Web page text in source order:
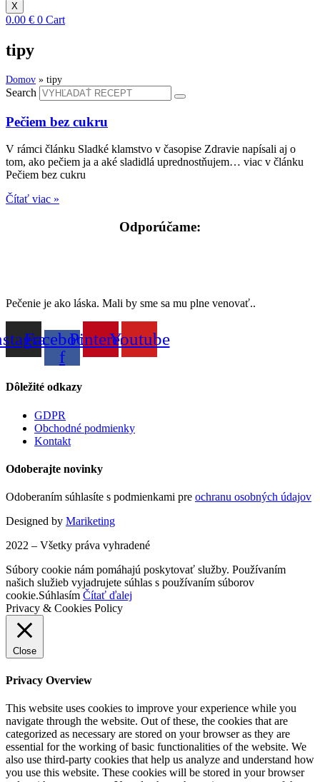
X
0.00 € 0 Cart
tipy
Domov » tipy
Search
Pečiem bez cukru
V rámci článku Sladké klamstvo v časopise Zdravie napísali aj o
tom, ako pečiem ja a aké sladidlá uprednostňujem… viac v článku
Pečiem bez cukru
Čítať viac »
Odporúčame:
Pečenie je ako láska. Mali by sme sa mu plne venovať..
Facebook-
f
PinterestYoutube
Dôležité odkazy
GDPR
Obchodné podmienky
Kontakt
Odoberajte novinky
Odoberaním súhlasíte s podmienkami pre ochranu osobných údajov
Designed by Mariketing
2022 – Všetky práva vyhradené
Súbory cookie nám pomáhajú poskytovať služby. Používaním
našich služieb vyjadrujete súhlas s používaním súborov
cookie.Súhlasím Čítať ďalej
Privacy & Cookies Policy
Close
Privacy Overview
This website uses cookies to improve your experience while you
navigate through the website. Out of these, the cookies that are
categorized as necessary are stored on your browser as they are
essential for the working of basic functionalities of the website. We
also use third-party cookies that help us analyze and understand how
you use this website. These cookies will be stored in your browser